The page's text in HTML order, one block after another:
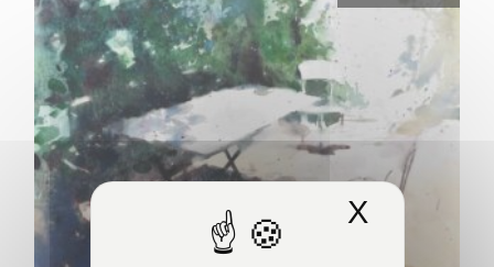
X Ocultar